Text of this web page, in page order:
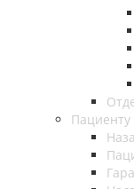
Пациенту